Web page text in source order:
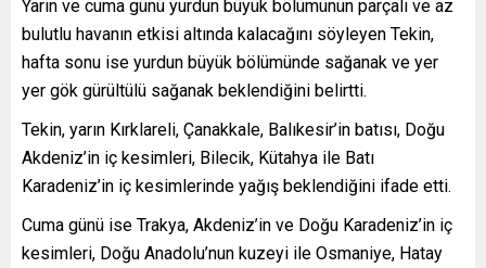
Yarın ve cuma günü yurdun büyük bölümünün parçalı ve az
bulutlu havanın etkisi altında kalacağını söyleyen Tekin,
hafta sonu ise yurdun büyük bölümünde sağanak ve yer
yer gök gürültülü sağanak beklendiğini belirtti.
Tekin, yarın Kırklareli, Çanakkale, Balıkesir’in batısı, Doğu
Akdeniz’in iç kesimleri, Bilecik, Kütahya ile Batı
Karadeniz’in iç kesimlerinde yağış beklendiğini ifade etti.
Cuma günü ise Trakya, Akdeniz’in ve Doğu Karadeniz’in iç
kesimleri, Doğu Anadolu’nun kuzeyi ile Osmaniye, Hatay